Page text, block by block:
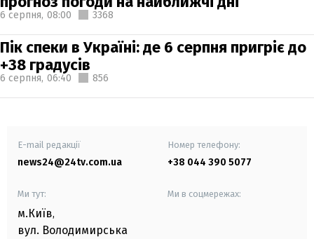
6 серпня, 08:00 3368
Пік спеки в Україні: де 6 серпня пригріє до
+38 градусів
6 серпня, 06:40 856
E-mail редакції
news24@24tv.com.ua
Номер телефону:
+38 044 390 5077
Ми тут:
м.Київ,
вул. Володимирська
Ми в соцмережах: